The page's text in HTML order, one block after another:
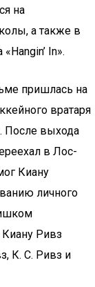
на
а также в
In».
пришлась на
вратаря
После выхода
в Лос-
Киану
личного
Ривз
К. С. Ривз и